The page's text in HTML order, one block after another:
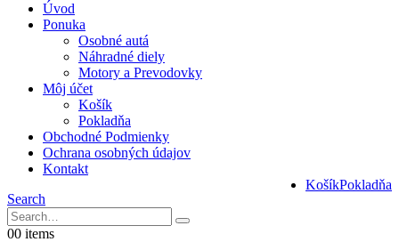
Úvod
Ponuka
Osobné autá
Náhradné diely
Motory a Prevodovky
Môj účet
Košík
Pokladňa
Obchodné Podmienky
Ochrana osobných údajov
Kontakt
KošíkPokladňa
Search
00 items